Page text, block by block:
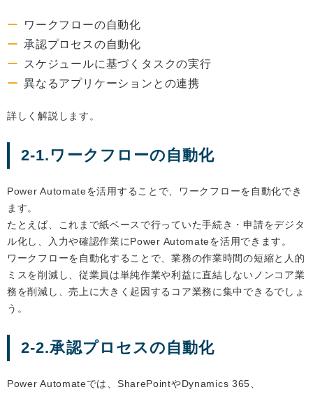
ワークフローの自動化
承認プロセスの自動化
スケジュールに基づくタスクの実行
異なるアプリケーションとの連携
詳しく解説します。
2-1.ワークフローの自動化
Power Automateを活用することで、ワークフローを自動化でき
ます。
たとえば、これまで紙ベースで行っていた手続き・申請をデジタ
ル化し、入力や確認作業にPower Automateを活用できます。
ワークフローを自動化することで、業務の作業時間の短縮と人的
ミスを削減し、従業員は単純作業や利益に直結しないノンコア業
務を削減し、売上に大きく起因するコア業務に集中できるでしょ
う。
2-2.承認プロセスの自動化
Power Automateでは、SharePointやDynamics 365、